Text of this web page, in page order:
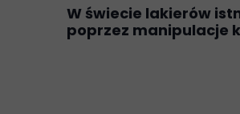
W świecie lakierów
poprzez manipulacje